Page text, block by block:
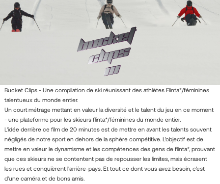
Bucket Clips - Une compilation de ski réunissant des athlètes Flinta*/féminines
talentueux du monde entier.
Un court métrage mettant en valeur la diversité et le talent du jeu en ce moment
- une plateforme pour les skieurs flinta*/féminines du monde entier.
L'idée derrière ce film de 20 minutes est de mettre en avant les talents souvent
négligés de notre sport en dehors de la sphère compétitive. L'objectif est de
mettre en valeur le dynamisme et les compétences des gens de flinta*, prouvant
que ces skieurs ne se contentent pas de repousser les limites, mais écrasent
les rues et conquièrent l'arrière-pays. Et tout ce dont vous avez besoin, c'est
d'une caméra et de bons amis.